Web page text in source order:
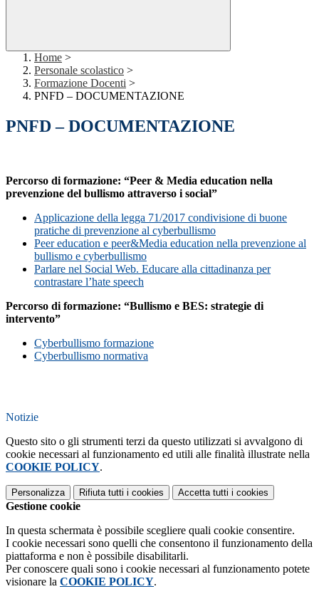
Home >
Personale scolastico >
Formazione Docenti >
PNFD – DOCUMENTAZIONE
PNFD – DOCUMENTAZIONE
Percorso di formazione: “Peer & Media education nella
prevenzione del bullismo attraverso i social”
Applicazione della legga 71/2017 condivisione di buone
pratiche di prevenzione al cyberbullismo
Peer education e peer&Media education nella prevenzione al
bullismo e cyberbullismo
Parlare nel Social Web. Educare alla cittadinanza per
contrastare l’hate speech
Percorso di formazione: “Bullismo e BES: strategie di
intervento”
Cyberbullismo formazione
Cyberbullismo normativa
Notizie
Questo sito o gli strumenti terzi da questo utilizzati si avvalgono di
cookie necessari al funzionamento ed utili alle finalità illustrate nella
COOKIE POLICY.
Personalizza Rifiuta tutti i cookies Accetta tutti i cookies
Gestione cookie
In questa schermata è possibile scegliere quali cookie consentire.
I cookie necessari sono quelli che consentono il funzionamento della
piattaforma e non è possibile disabilitarli.
Per conoscere quali sono i cookie necessari al funzionamento potete
visionare la COOKIE POLICY.